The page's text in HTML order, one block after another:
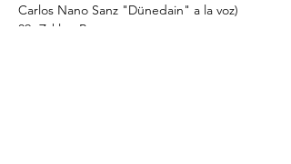
Carlos Nano Sanz "Dünedain" a la voz)
09- Zyklon B